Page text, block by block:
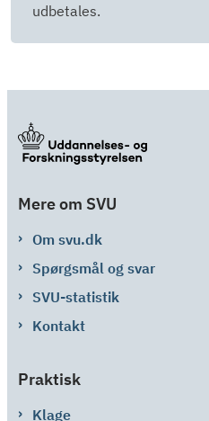
udbetales.
Mere om SVU
Om svu.dk
Spørgsmål og svar
SVU-statistik
Kontakt
Praktisk
Klage